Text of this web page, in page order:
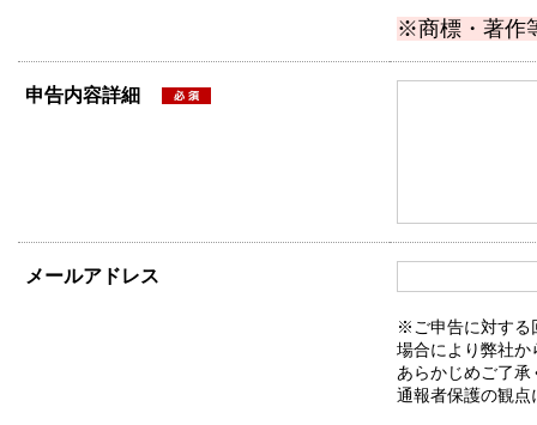
※商標・著作
申告内容詳細
メールアドレス
※ご申告に対する
場合により弊社か
あらかじめご了承
通報者保護の観点